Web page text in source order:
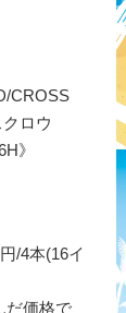
CROSS
ロウ
》
/4本(16イ
だ価格で